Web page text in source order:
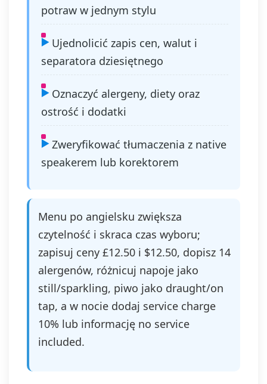
potraw w jednym stylu
Ujednolicić zapis cen, walut i
separatora dziesiętnego
Oznaczyć alergeny, diety oraz
ostrość i dodatki
Zweryfikować tłumaczenia z native
speakerem lub korektorem
Menu po angielsku zwiększa
czytelność i skraca czas wyboru;
zapisuj ceny £12.50 i $12.50, dopisz 14
alergenów, różnicuj napoje jako
still/sparkling, piwo jako draught/on
tap, a w nocie dodaj service charge
10% lub informację no service
included.